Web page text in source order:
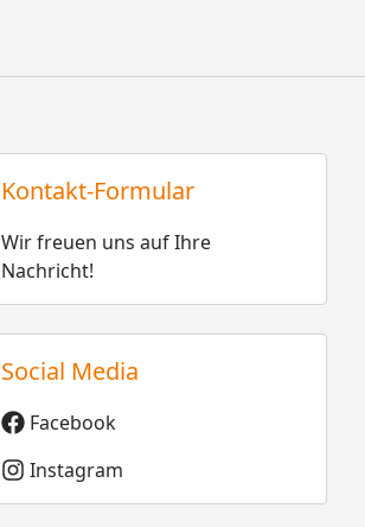
Kontakt-Formular
Wir freuen uns auf Ihre
Nachricht!
Social Media
Facebook
Instagram